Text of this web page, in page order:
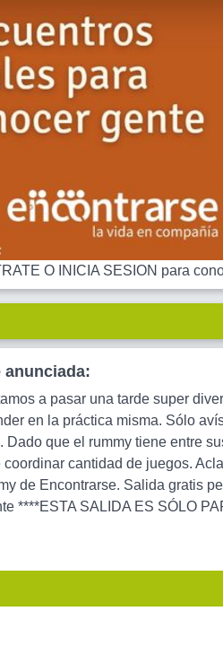
O INICIA SESION para
anunciada:
a pasar una tarde super
en la práctica misma. Sólo
Dado que el rummy tiene entre
coordinar cantidad de juegos.
de Encontrarse. Salida gratis
****ESTA SALIDA ES SÓLO